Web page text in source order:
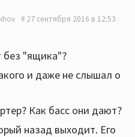
27 сентября 2016 в 12:53
без "ящика"?
и даже не слышал о
Как басс они дают?
назад выходит. Его